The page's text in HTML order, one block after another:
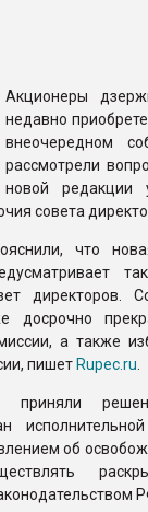
Акционеры
недавно
внеочередном
рассмотрели
новой редакции
совета
что
директоров.
досрочно
а также
пишетRupec.ru
приняли
об